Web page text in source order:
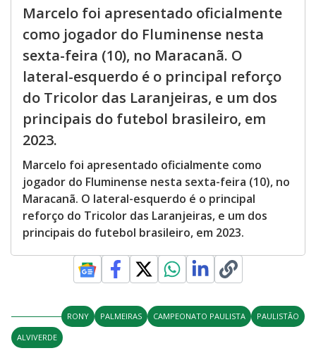
Marcelo foi apresentado oficialmente
como jogador do Fluminense nesta
sexta-feira (10), no Maracanã. O
lateral-esquerdo é o principal reforço
do Tricolor das Laranjeiras, e um dos
principais do futebol brasileiro, em
2023.
Marcelo foi apresentado oficialmente como
jogador do Fluminense nesta sexta-feira (10), no
Maracanã. O lateral-esquerdo é o principal
reforço do Tricolor das Laranjeiras, e um dos
principais do futebol brasileiro, em 2023.
RONY PALMEIRAS CAMPEONATO PAULISTA
PAULISTÃO
ALVIVERDE